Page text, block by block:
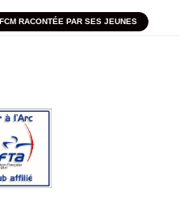
FCM RACONTÉE PAR SES JEUNES